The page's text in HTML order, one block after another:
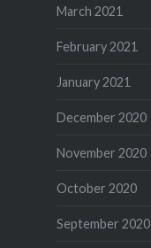
March 2021
February 2021
January 2021
December 2020
November 2020
October 2020
September 2020